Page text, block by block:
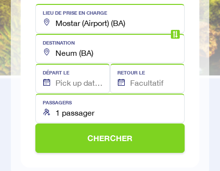
LIEU DE PRISE EN CHARGE
DESTINATION
DÉPART LE RETOUR LE
PASSAGERS
CHERCHER